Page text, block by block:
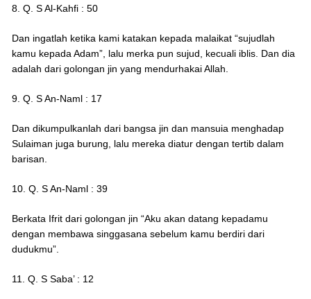
8. Q. S Al-Kahfi : 50
Dan ingatlah ketika kami katakan kepada malaikat “sujudlah
kamu kepada Adam”, lalu merka pun sujud, kecuali iblis. Dan dia
adalah dari golongan jin yang mendurhakai Allah.
9. Q. S An-Naml : 17
Dan dikumpulkanlah dari bangsa jin dan mansuia menghadap
Sulaiman juga burung, lalu mereka diatur dengan tertib dalam
barisan.
10. Q. S An-Naml : 39
Berkata Ifrit dari golongan jin “Aku akan datang kepadamu
dengan membawa singgasana sebelum kamu berdiri dari
dudukmu”.
11. Q. S Saba’ : 12